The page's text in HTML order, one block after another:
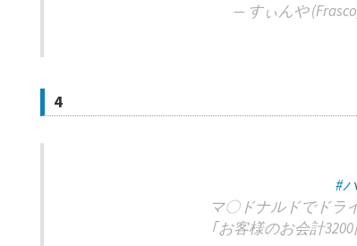
— すぃんや
4
#
マ〇ドナルドでドラ
｢お客様のお会計